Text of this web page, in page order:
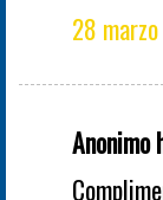
28
Anonimo